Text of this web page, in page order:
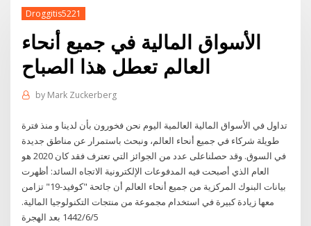
Droggitis5221
الأسواق المالية في جميع أنحاء
العالم تعطل هذا الصباح
by Mark Zuckerberg
تداول في الأسواق المالية العالمية اليوم نحن فخورون بأن لدينا و منذ فترة
طويلة شركاء في جميع أنحاء العالم، ونبحث باستمرار عن مناطق جديدة
في السوق. وقد حصلناعلى عدد من الجوائز التي تعترف فقد كان 2020 هو
العام الذي أصبحت فيه المدفوعات الإلكترونية الاتجاه السائد: أظهرت
بيانات البنوك المركزية من جميع أنحاء العالم أن جائحة "كوفيد-19" تزامن
معها زيادة كبيرة في استخدام مجموعة من منتجات التكنولوجيا المالية.
5‏‏/6‏‏/1442 بعد الهجرة